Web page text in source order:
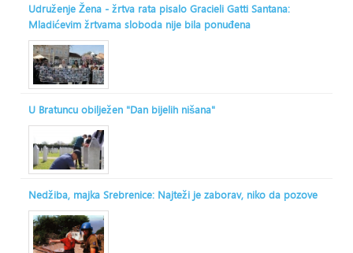
Udruženje Žena - žrtva rata pisalo Gracieli Gatti Santana:
Mladićevim žrtvama sloboda nije bila ponuđena
U Bratuncu obilježen "Dan bijelih nišana"
Nedžiba, majka Srebrenice: Najteži je zaborav, niko da pozove